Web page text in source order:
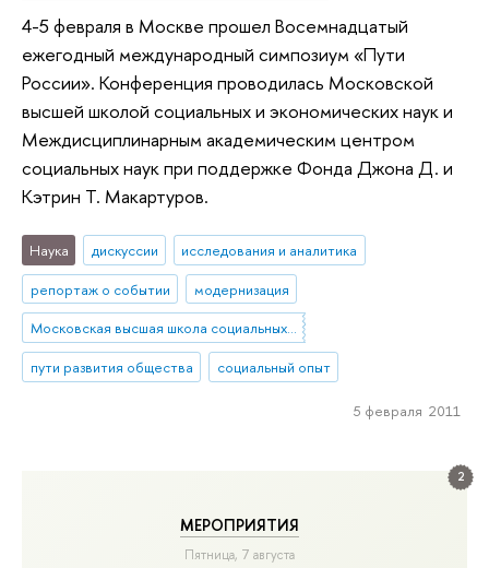
2
МЕРОПРИЯТИЯ
Пятница, 7 августа
4-5 февраля в Москве прошел Восемнадцатый
ежегодный международный симпозиум «Пути
России». Конференция проводилась Московской
высшей школой социальных и экономических наук и
Междисциплинарным академическим центром
социальных наук при поддержке Фонда Джона Д. и
Кэтрин Т. Макартуров.
Наука дискуссии
исследования и аналитика
репортаж о событии
модернизация
Московская высшая школа социальных и экономических наук
пути развития общества
социальный опыт
5 февраля 2011